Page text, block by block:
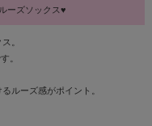
ーズソックス♥
。
。
ルーズ感がポイント。